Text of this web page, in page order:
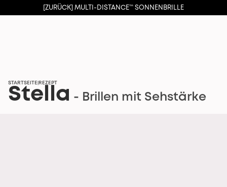
[ZURÜCK] MULTI-DISTANCE™ SONNENBRILLE
STARTSEITE REZEPT
Stella - Brillen mit Sehstärke